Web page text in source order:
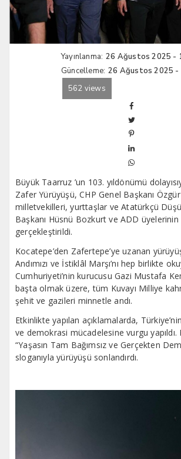
Yayınlanma: 26 Ağustos 2025 -
Güncelleme: 26 Ağustos 2025 -
562 views
Büyük Taarruz ’un 103. yıldönümü
Zafer Yürüyüşü, CHP Genel Başkanı
milletvekilleri, yurttaşlar ve Atatürkçü
Başkanı Hüsnü Bozkurt ve ADD üyelerinin
gerçekleştirildi.
Kocatepe’den Zafertepe’ye uzanan
Andımızı ve İstiklâl Marşı’nı hep birlikte
Cumhuriyeti’nin kurucusu Gazi Mustafa
başta olmak üzere, tüm Kuvayı Milliye
şehit ve gazileri minnetle andı.
Etkinlikte yapılan açıklamalarda,
ve demokrasi mücadelesine vurgu yapıldı.
“Yaşasın Tam Bağımsız ve Gerçekten
sloganıyla yürüyüşü sonlandırdı.